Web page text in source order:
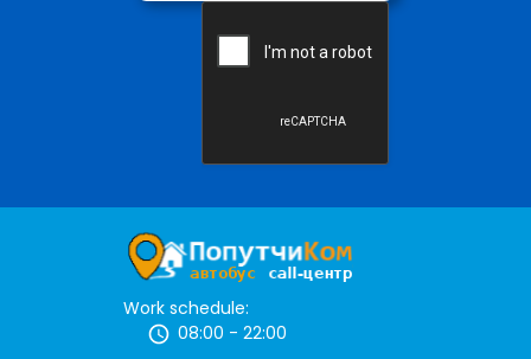
Work schedule:
08:00 - 22:00